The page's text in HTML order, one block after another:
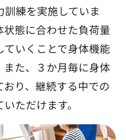
練を実施していま
態に合わせた負荷量
いくことで身体機能
た、３か月毎に身体
り、継続する中での
ただけます。